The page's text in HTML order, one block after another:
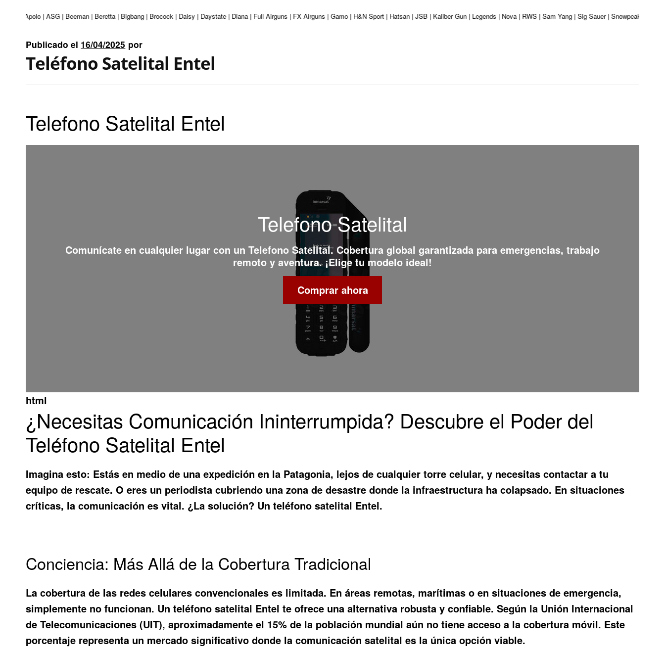
| Apolo | ASG | Beeman | Beretta | Bigbang | Brocock | Daisy | Daystate | Diana | Full Airguns | FX Airguns | Gamo | H&N Sport | Hatsan | JSB | Kaliber Gun | Legends | Nova | RWS | Sam Yang | Sig Sauer | Snowpeak |
Publicado el 16/04/2025 por
Teléfono Satelital Entel
Telefono Satelital Entel
Telefono Satelital
Comunícate en cualquier lugar con un Telefono Satelital. Cobertura global garantizada para emergencias, trabajo
remoto y aventura. ¡Elige tu modelo ideal!
Comprar ahora
html
¿Necesitas Comunicación Ininterrumpida? Descubre el Poder del
Teléfono Satelital Entel
Imagina esto: Estás en medio de una expedición en la Patagonia, lejos de cualquier torre celular, y necesitas contactar a tu
equipo de rescate. O eres un periodista cubriendo una zona de desastre donde la infraestructura ha colapsado. En situaciones
críticas, la comunicación es vital. ¿La solución? Unteléfono satelital Entel.
Conciencia: Más Allá de la Cobertura Tradicional
La cobertura de las redes celulares convencionales es limitada. En áreas remotas, marítimas o en situaciones de emergencia,
simplemente no funcionan. Unteléfono satelital Entel te ofrece una alternativa robusta y confiable. Según la Unión Internacional
de Telecomunicaciones (UIT), aproximadamente el 15% de la población mundial aún no tiene acceso a la cobertura móvil. Este
porcentaje representa un mercado significativo donde la comunicación satelital es la única opción viable.